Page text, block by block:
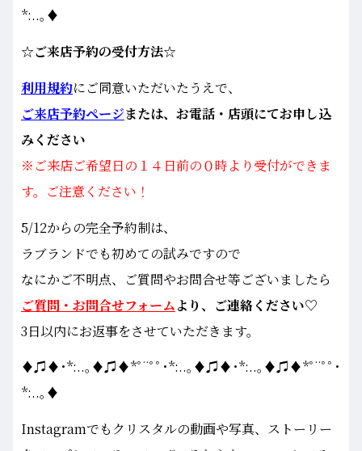
*:..｡♦
☆ご来店予約の受付方法☆
利用規約にご同意いただいたうえで、
ご来店予約ページまたは、お電話・店頭にてお申し込
みください
※ご来店ご希望日の１４日前の０時より受付ができま
す。ご注意ください！
5/12からの完全予約制は、
ラブランドでも初めての試みですので
なにかご不明点、ご質問やお問合せ等ございましたら
ご質問・お問合せフォームより、ご連絡ください♡
3日以内にお返事をさせていただきます。
♦♫♦･*:..｡♦♫♦*ﾟ¨ﾟﾟ･*:..｡♦♫♦･*:..｡♦♫♦*ﾟ¨ﾟﾟ･
*:..｡♦
Instagramでもクリスタルの動画や写真、ストーリー